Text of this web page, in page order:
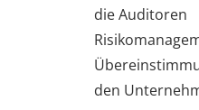
die Auditoren
den